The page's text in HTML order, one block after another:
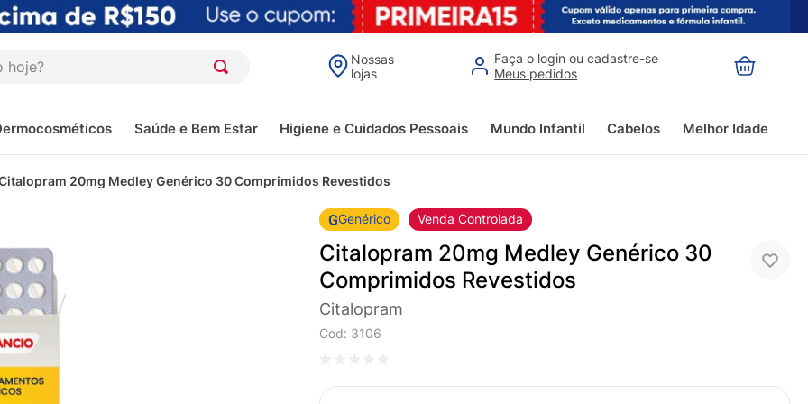
Nossas
lojas
Faça o login ou cadastre-se
Meus pedidos
Saúde e Bem Estar Higiene e Cuidados Pessoais Mundo Infantil Cabelos Melhor Idade
20mg Medley Genérico 30 Comprimidos Revestidos
Genérico Venda Controlada
Citalopram 20mg Medley Genérico 30
Comprimidos Revestidos
Citalopram
Cod: 3106